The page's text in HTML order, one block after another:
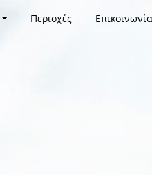
Περιοχές Επικοινωνία